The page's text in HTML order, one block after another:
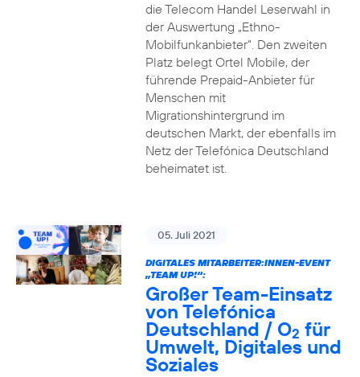
die Telecom Handel Leserwahl in
der Auswertung „Ethno-
Mobilfunkanbieter“. Den zweiten
Platz belegt Ortel Mobile, der
führende Prepaid-Anbieter für
Menschen mit
Migrationshintergrund im
deutschen Markt, der ebenfalls im
Netz der Telefónica Deutschland
beheimatet ist.
05. Juli 2021
DIGITALES MITARBEITER:INNEN-EVENT
„TEAM UP!“:
Großer Team-Einsatz
von Telefónica
Deutschland / O2 für
Umwelt, Digitales und
Soziales